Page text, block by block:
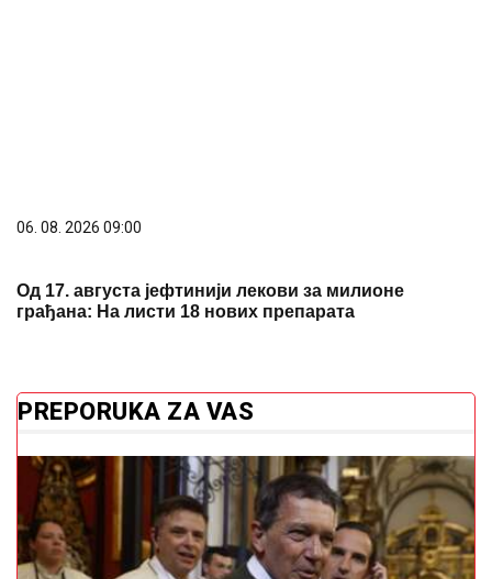
06. 08. 2026 09:00
Од 17. августа јефтинији лекови за милионе
грађана: На листи 18 нових препарата
PREPORUKA ZA VAS